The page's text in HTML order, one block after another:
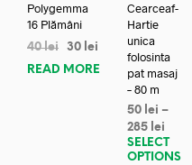
Polygemma
16 Plămâni
40lei 30 lei
READ MORE
Cearceaf-
Hartie
unica
folosinta
pat masaj
– 80 m
50 lei –
285 lei
SELECT
OPTIONS